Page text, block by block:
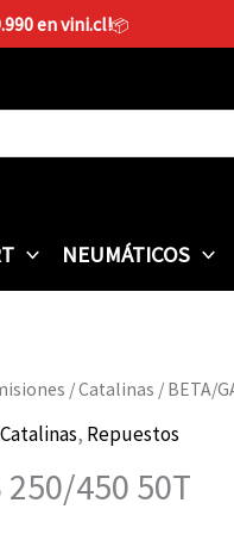
en vini.cl!📦
NEUMÁTICOS
/Catalinas / BETA/
, Repuestos
250/450 50T